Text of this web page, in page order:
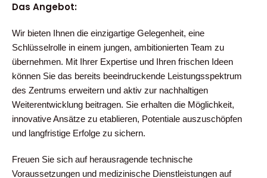
Das Angebot:
Wir bieten Ihnen die einzigartige Gelegenheit, eine
Schlüsselrolle in einem jungen, ambitionierten Team zu
übernehmen. Mit Ihrer Expertise und Ihren frischen Ideen
können Sie das bereits beeindruckende Leistungsspektrum
des Zentrums erweitern und aktiv zur nachhaltigen
Weiterentwicklung beitragen. Sie erhalten die Möglichkeit,
innovative Ansätze zu etablieren, Potentiale auszuschöpfen
und langfristige Erfolge zu sichern.
Freuen Sie sich auf herausragende technische
Voraussetzungen und medizinische Dienstleistungen auf